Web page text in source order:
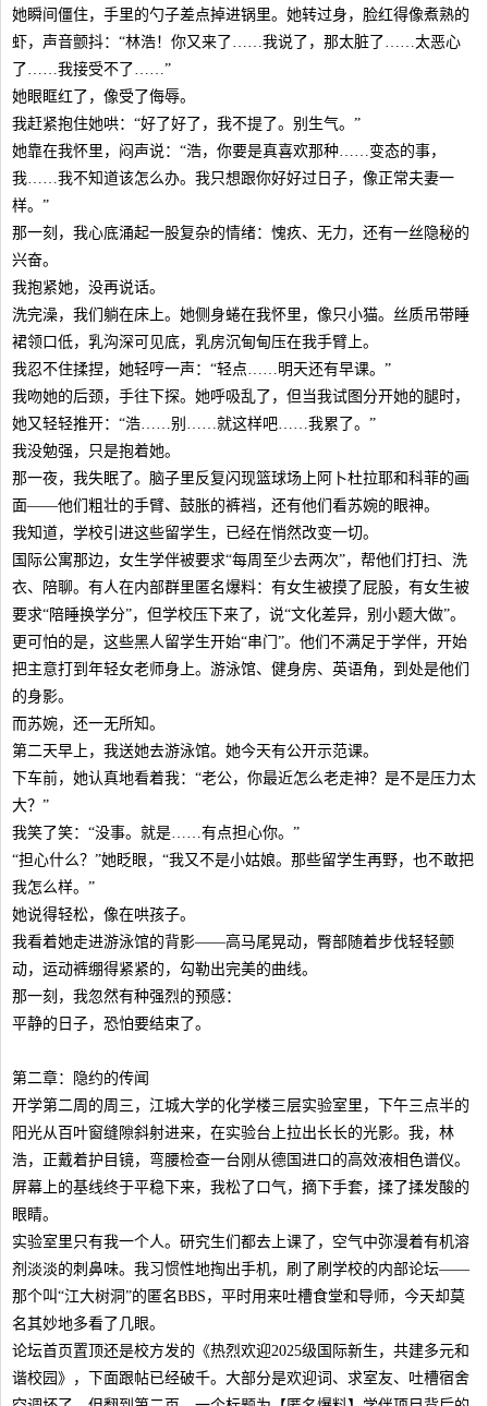
她瞬间僵住，手里的勺子差点掉进锅里。她转过身，脸红得像煮熟的
虾，声音颤抖：“林浩！你又来了……我说了，那太脏了……太恶心
了……我接受不了……”
她眼眶红了，像受了侮辱。
我赶紧抱住她哄：“好了好了，我不提了。别生气。”
她靠在我怀里，闷声说：“浩，你要是真喜欢那种……变态的事，
我……我不知道该怎么办。我只想跟你好好过日子，像正常夫妻一
样。”
那一刻，我心底涌起一股复杂的情绪：愧疚、无力，还有一丝隐秘的
兴奋。
我抱紧她，没再说话。
洗完澡，我们躺在床上。她侧身蜷在我怀里，像只小猫。丝质吊带睡
裙领口低，乳沟深可见底，乳房沉甸甸压在我手臂上。
我忍不住揉捏，她轻哼一声：“轻点……明天还有早课。”
我吻她的后颈，手往下探。她呼吸乱了，但当我试图分开她的腿时，
她又轻轻推开：“浩……别……就这样吧……我累了。”
我没勉强，只是抱着她。
那一夜，我失眠了。脑子里反复闪现篮球场上阿卜杜拉耶和科菲的画
面——他们粗壮的手臂、鼓胀的裤裆，还有他们看苏婉的眼神。
我知道，学校引进这些留学生，已经在悄然改变一切。
国际公寓那边，女生学伴被要求“每周至少去两次”，帮他们打扫、洗
衣、陪聊。有人在内部群里匿名爆料：有女生被摸了屁股，有女生被
要求“陪睡换学分”，但学校压下来了，说“文化差异，别小题大做”。
更可怕的是，这些黑人留学生开始“串门”。他们不满足于学伴，开始
把主意打到年轻女老师身上。游泳馆、健身房、英语角，到处是他们
的身影。
而苏婉，还一无所知。
第二天早上，我送她去游泳馆。她今天有公开示范课。
下车前，她认真地看着我：“老公，你最近怎么老走神？是不是压力太
大？”
我笑了笑：“没事。就是……有点担心你。”
“担心什么？”她眨眼，“我又不是小姑娘。那些留学生再野，也不敢把
我怎么样。”
她说得轻松，像在哄孩子。
我看着她走进游泳馆的背影——高马尾晃动，臀部随着步伐轻轻颤
动，运动裤绷得紧紧的，勾勒出完美的曲线。
那一刻，我忽然有种强烈的预感：
平静的日子，恐怕要结束了。
第二章：隐约的传闻
开学第二周的周三，江城大学的化学楼三层实验室里，下午三点半的
阳光从百叶窗缝隙斜射进来，在实验台上拉出长长的光影。我，林
浩，正戴着护目镜，弯腰检查一台刚从德国进口的高效液相色谱仪。
屏幕上的基线终于平稳下来，我松了口气，摘下手套，揉了揉发酸的
眼睛。
实验室里只有我一个人。研究生们都去上课了，空气中弥漫着有机溶
剂淡淡的刺鼻味。我习惯性地掏出手机，刷了刷学校的内部论坛——
那个叫“江大树洞”的匿名BBS，平时用来吐槽食堂和导师，今天却莫
名其妙地多看了几眼。
论坛首页置顶还是校方发的《热烈欢迎2025级国际新生，共建多元和
谐校园》，下面跟帖已经破千。大部分是欢迎词、求室友、吐槽宿舍